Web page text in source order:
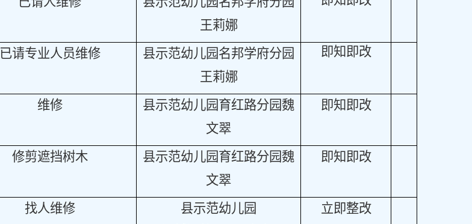
王莉娜
已请专业人员维修
县示范幼儿园名邦学府分园
王莉娜
即知即改
维修
县示范幼儿园育红路分园魏
文翠
即知即改
修剪遮挡树木
县示范幼儿园育红路分园魏
文翠
即知即改
找人维修
县示范幼儿园
立即整改